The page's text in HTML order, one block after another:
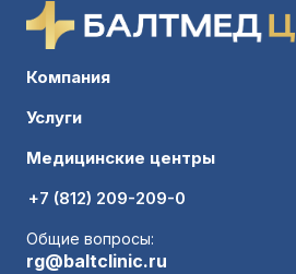
Компания
Услуги
Медицинские центры
+7 (812) 209-209-0
Общие вопросы:
rg@baltclinic.ru